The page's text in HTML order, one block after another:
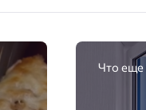
Что еще